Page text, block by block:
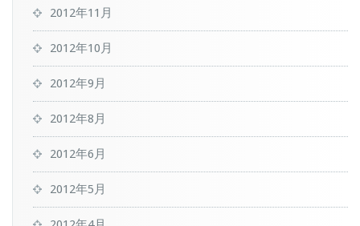
2012年11月
2012年10月
2012年9月
2012年8月
2012年6月
2012年5月